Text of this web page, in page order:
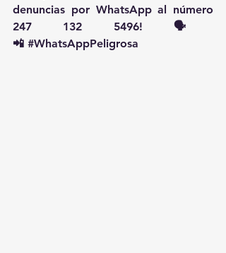
denuncias por WhatsApp al número
247 132 5496! 🗣️
📲 #WhatsAppPeligrosa